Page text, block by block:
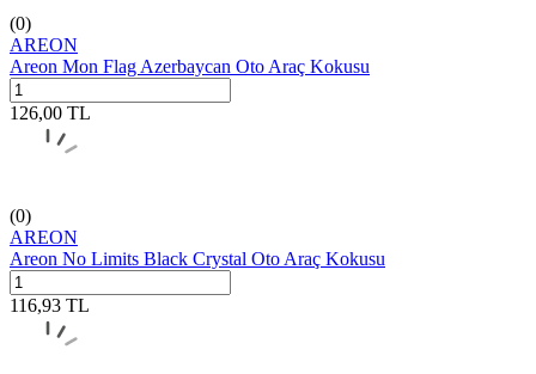
(0)
AREON
Areon Mon Flag Azerbaycan Oto Araç Kokusu
126,00 TL
(0)
AREON
Areon No Limits Black Crystal Oto Araç Kokusu
116,93 TL